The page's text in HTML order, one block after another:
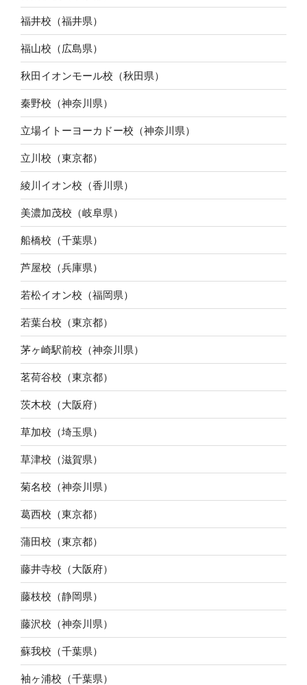
福井校（福井県）
福山校（広島県）
秋田イオンモール校（秋田県）
秦野校（神奈川県）
立場イトーヨーカドー校（神奈川県）
立川校（東京都）
綾川イオン校（香川県）
美濃加茂校（岐阜県）
船橋校（千葉県）
芦屋校（兵庫県）
若松イオン校（福岡県）
若葉台校（東京都）
茅ヶ崎駅前校（神奈川県）
茗荷谷校（東京都）
茨木校（大阪府）
草加校（埼玉県）
草津校（滋賀県）
菊名校（神奈川県）
葛西校（東京都）
蒲田校（東京都）
藤井寺校（大阪府）
藤枝校（静岡県）
藤沢校（神奈川県）
蘇我校（千葉県）
袖ヶ浦校（千葉県）